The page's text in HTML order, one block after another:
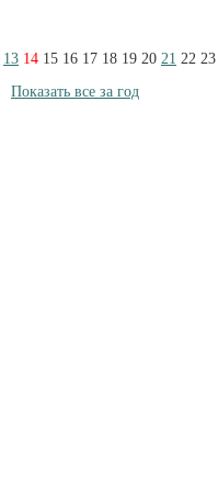
13 14 15 16 17 18 19 20 21 22 23
Показать все за год